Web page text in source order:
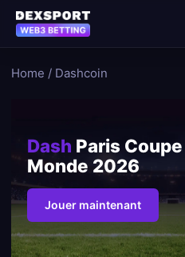
Home / Dashcoin
Dash Paris Coupe
Monde 2026
Jouer maintenant